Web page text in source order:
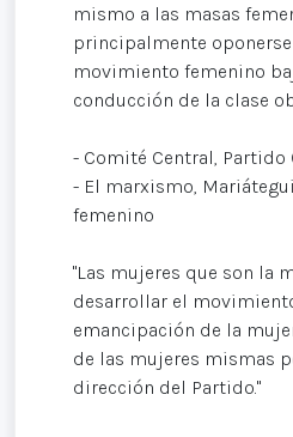
mismo a las masas
principalmente
movimiento femenino
conducción de la clase
- Comité Central, Partido
- El marxismo,
femenino
"Las mujeres que son la
desarrollar el
emancipación de la
de las mujeres mismas
dirección del Partido."